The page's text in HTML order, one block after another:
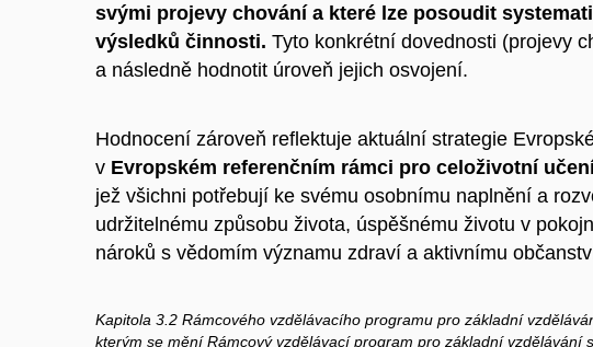
svými projevy chování a které lze posoudit
výsledků činnosti. Tyto konkrétní dovednosti (projevy
a následně hodnotit úroveň jejich osvojení.
Hodnocení zároveň reflektuje aktuální strategie
v Evropském referenčním rámci pro celoživotní
jež všichni potřebují ke svému osobnímu naplnění a
udržitelnému způsobu života, úspěšnému životu v
nároků s vědomím významu zdraví a aktivnímu
Kapitola 3.2 Rámcového vzdělávacího programu pro základní
kterým se měníRámcový vzdělávací program pro základní vzdělávání